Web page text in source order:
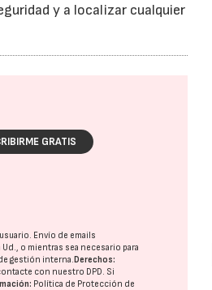
y a localizar cualquier
GRATIS
Envío de emails
o mientras sea necesario para
gestión interna.Derechos:
con nuestro DPD. Si
Política de Protección de